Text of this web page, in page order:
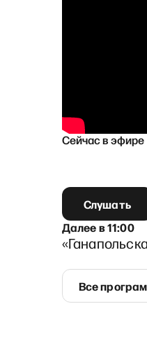
Сейчас в эфире
Слушать
Далеев11:00
Все